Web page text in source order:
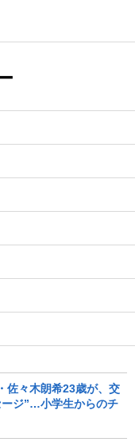
佐々木朗希23歳が、交
ージ”…小学生からのチ